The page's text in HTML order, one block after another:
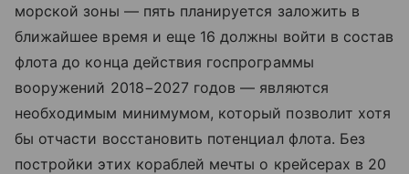
морской зоны — пять планируется заложить в
ближайшее время и еще 16 должны войти в состав
флота до конца действия госпрограммы
вооружений 2018−2027 годов — являются
необходимым минимумом, который позволит хотя
бы отчасти восстановить потенциал флота. Без
постройки этих кораблей мечты о крейсерах в 20